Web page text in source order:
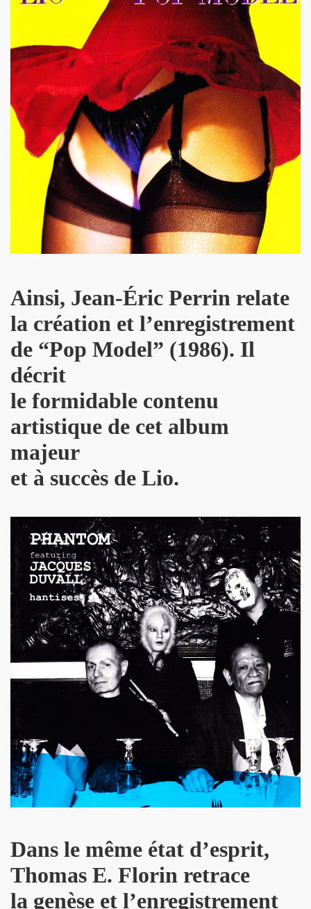
Ainsi, Jean-Éric Perrin relate
la création et l’enregistrement
de “Pop Model” (1986). Il
décrit
le formidable contenu
artistique de cet album
majeur
et à succès de Lio.
Dans le même état d’esprit,
Thomas E. Florin retrace
la genèse et l’enregistrement
SEBASTIEN LIFSHITZ : impressions.
au BATACLAN (Paris) : compte rendu.
L'OBJECTIF DE PIERRE ET GILLES — Photos et
dit DANIEL DARC, le 14 mars 2013 a PARIS.
(mars 2013).
le magazine papier "GONZAI" numero 1 (janvier
CHAMFORT et ses invitees le 30 janvier 2013 au
le 11 decembre 2012 a l'OLYMPIA (Paris) : compte
CHENNEVIERE and Friends le 8 novembre 2012 a
“First Comes The Night”) le 12 octobre 2012 au GRAND
REX et JEAN-PIERRE MADER a Villeneuve (oct.
CLUB (Paris) : compte rendu.
SUGAR AND TIGER, EFFELLO ET LES
et 12 decembre 2012 a BERLIN.
DE MOI" (2012), film-serie de STEVE CATIEAU.
(juillet et aout 2012).
les 15, 16 et 17 juin 2012 au STADE DE FRANCE (Saint-
2012 a L'INTERNATIONAL (Paris).
: "How we met" dans le journal anglais "THE
& JEAN-MARC LEDERMAN) : l'album "ROMANIA"
et BENJAMIN SCHOOS le 9 mai 2012 au RESERVOIR
detaillee du nouveau CD et du show 2012.
des Arts et des Lettres par FREDERIC MITTERRAND,
le 21 mars 2012 au BOTANIQUE - LA ROTONDE
dans "ACCORDEON et ACCORDEONISTES" (avril
(Paris) : compte rendu.
album de PHANTOM Featuring MARIE FRANCE.
(MIAM MONSTER MIAM), avec LES EXPERTS